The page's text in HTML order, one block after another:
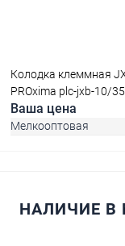
Колодка клеммная
PROxima plc-jxb-10/
Ваша цена
Мелкооптовая
НАЛИЧИЕ В